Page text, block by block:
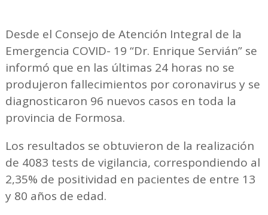
Desde el Consejo de Atención Integral de la
Emergencia COVID- 19 “Dr. Enrique Servián” se
informó que en las últimas 24 horas no se
produjeron fallecimientos por coronavirus y se
diagnosticaron 96 nuevos casos en toda la
provincia de Formosa.
Los resultados se obtuvieron de la realización
de 4083 tests de vigilancia, correspondiendo al
2,35% de positividad en pacientes de entre 13
y 80 años de edad.